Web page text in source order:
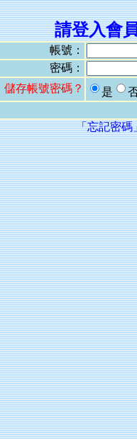
請登入會
帳號：
密碼：
儲存帳號密碼？
是
「忘記密碼